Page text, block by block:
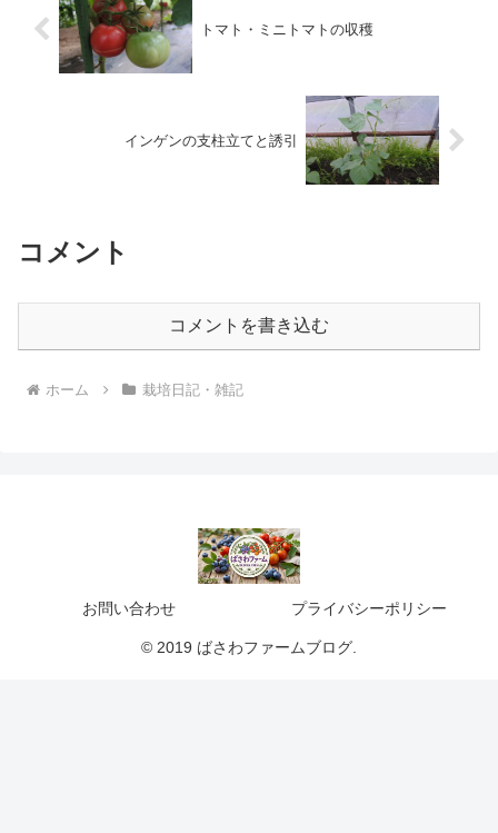
トマト・ミニトマトの収穫
インゲンの支柱立てと誘引
コメント
コメントを書き込む
ホーム 栽培日記・雑記
お問い合わせ プライバシーポリシー
© 2019 ばさわファームブログ.